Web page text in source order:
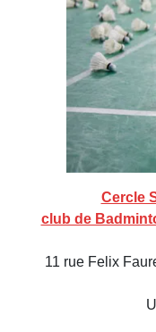
Cercle
club de
11 rue Felix